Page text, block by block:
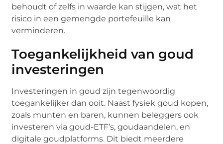
behoudt of zelfs in waarde kan stijgen, wat het
risico in een gemengde portefeuille kan
verminderen.
Toegankelijkheid van goud
investeringen
Investeringen in goud zijn tegenwoordig
toegankelijker dan ooit. Naast fysiek goud kopen,
zoals munten en baren, kunnen beleggers ook
investeren via goud-ETF’s, goudaandelen, en
digitale goudplatforms. Dit biedt meerdere